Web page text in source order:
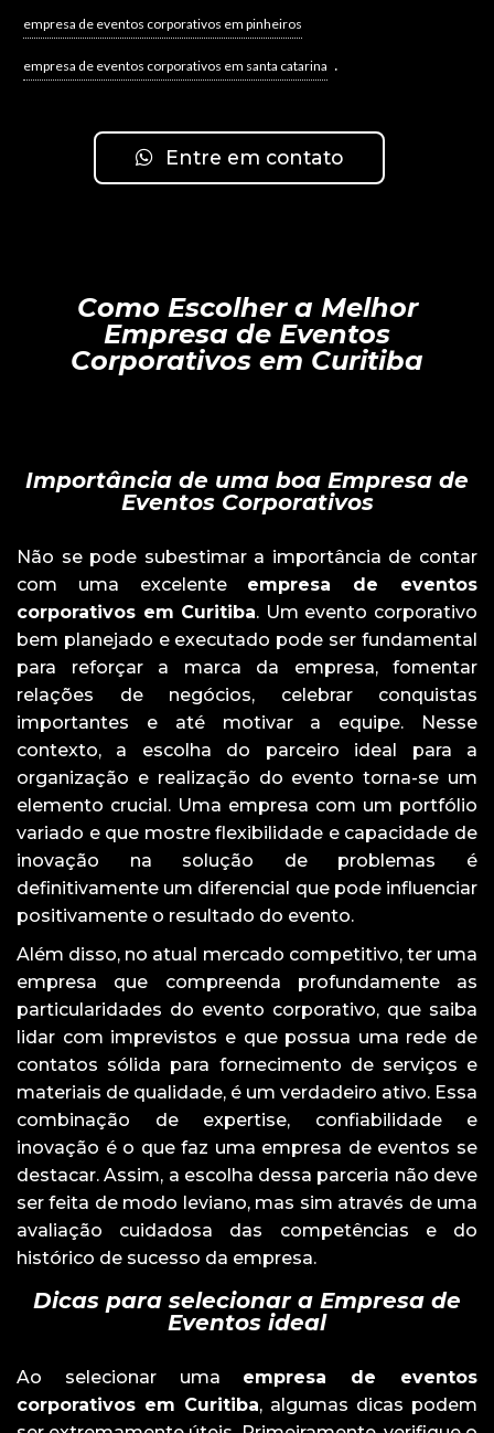
empresa de eventos corporativos em pinheiros
empresa de eventos corporativos em santa catarina .
Entre em contato
Como Escolher a Melhor
Empresa de Eventos
Corporativos em Curitiba
Importância de uma boa Empresa de
Eventos Corporativos
Não se pode subestimar a importância de contar
com uma excelente empresa de eventos
corporativos em Curitiba. Um evento corporativo
bem planejado e executado pode ser fundamental
para reforçar a marca da empresa, fomentar
relações de negócios, celebrar conquistas
importantes e até motivar a equipe. Nesse
contexto, a escolha do parceiro ideal para a
organização e realização do evento torna-se um
elemento crucial. Uma empresa com um portfólio
variado e que mostre flexibilidade e capacidade de
inovação na solução de problemas é
definitivamente um diferencial que pode influenciar
positivamente o resultado do evento.
Além disso, no atual mercado competitivo, ter uma
empresa que compreenda profundamente as
particularidades do evento corporativo, que saiba
lidar com imprevistos e que possua uma rede de
contatos sólida para fornecimento de serviços e
materiais de qualidade, é um verdadeiro ativo. Essa
combinação de expertise, confiabilidade e
inovação é o que faz uma empresa de eventos se
destacar. Assim, a escolha dessa parceria não deve
ser feita de modo leviano, mas sim através de uma
avaliação cuidadosa das competências e do
histórico de sucesso da empresa.
Dicas para selecionar a Empresa de
Eventos ideal
Ao selecionar uma empresa de eventos
corporativos em Curitiba, algumas dicas podem